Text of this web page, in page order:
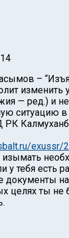
–
изменить
— ред.) и
ситуацию в
РК
exussr/
изымать
у тебя есть
документы
целях ты не